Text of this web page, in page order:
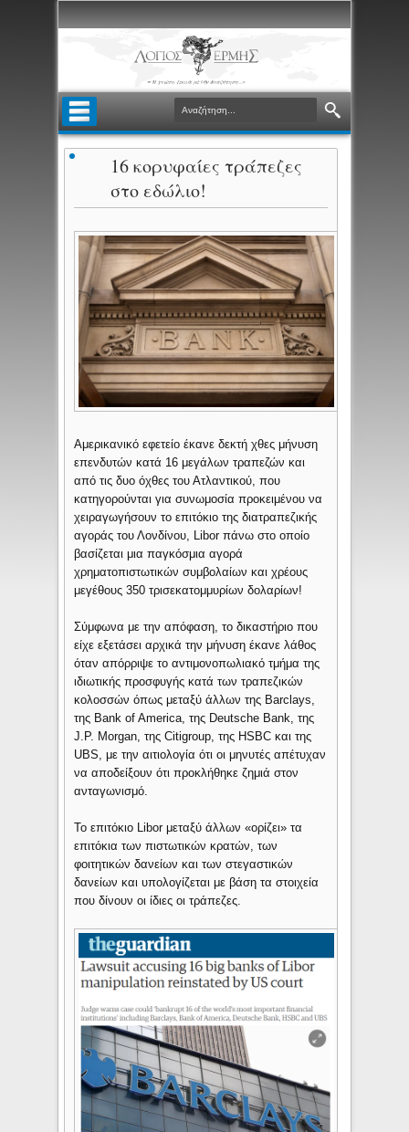
16 κορυφαίες τράπεζες
στο εδώλιο!
Αμερικανικό εφετείο έκανε δεκτή χθες μήνυση
επενδυτών κατά 16 μεγάλων τραπεζών και
από τις δυο όχθες του Ατλαντικού, που
κατηγορούνται για συνωμοσία προκειμένου να
χειραγωγήσουν το επιτόκιο της διατραπεζικής
αγοράς του Λονδίνου, Libor πάνω στο οποίο
βασίζεται μια παγκόσμια αγορά
χρηματοπιστωτικών συμβολαίων και χρέους
μεγέθους 350 τρισεκατομμυρίων δολαρίων!
Σύμφωνα με την απόφαση, το δικαστήριο που
είχε εξετάσει αρχικά την μήνυση έκανε λάθος
όταν απόρριψε το αντιμονοπωλιακό τμήμα της
ιδιωτικής προσφυγής κατά των τραπεζικών
κολοσσών όπως μεταξύ άλλων της Barclays,
της Bank of America, της Deutsche Bank, της
J.P. Morgan, της Citigroup, της HSBC και της
UBS, με την αιτιολογία ότι οι μηνυτές απέτυχαν
να αποδείξουν ότι προκλήθηκε ζημιά στον
ανταγωνισμό.
Το επιτόκιο Libor μεταξύ άλλων «ορίζει» τα
επιτόκια των πιστωτικών κρατών, των
φοιτητικών δανείων και των στεγαστικών
δανείων και υπολογίζεται με βάση τα στοιχεία
που δίνουν οι ίδιες οι τράπεζες.